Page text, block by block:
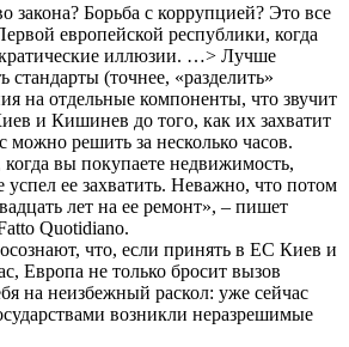
закона? Борьба с коррупцией? Это все
европейской республики, когда
иллюзии. …> Лучше
стандарты (точнее, «разделить»
на отдельные компоненты, что звучит
и Кишинев до того, как их захватит
можно решить за несколько часов.
вы покупаете недвижимость,
успел ее захватить. Неважно, что потом
лет на ее ремонт», – пишет
Quotidiano.
что, если принять в ЕС Киев и
Европа не только бросит вызов
на неизбежный раскол: уже сейчас
возникли неразрешимые